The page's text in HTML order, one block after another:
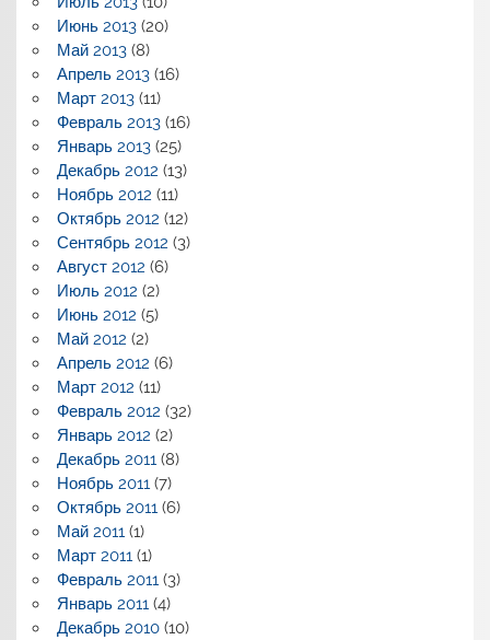
Июнь 2013(20)
Май 2013(8)
Апрель 2013(16)
Март 2013(11)
Февраль 2013(16)
Январь 2013(25)
Декабрь 2012 (13)
Ноябрь 2012 (11)
Октябрь 2012 (12)
Сентябрь 2012 (3)
Август 2012 (6)
Июль 2012 (2)
Июнь 2012 (5)
Май 2012 (2)
Апрель 2012 (6)
Март 2012 (11)
Февраль 2012 (32)
Январь 2012 (2)
Декабрь 2011(8)
Ноябрь 2011(7)
Октябрь 2011(6)
Май 2011(1)
Март 2011(1)
Февраль 2011(3)
Январь 2011(4)
Декабрь 2010(10)